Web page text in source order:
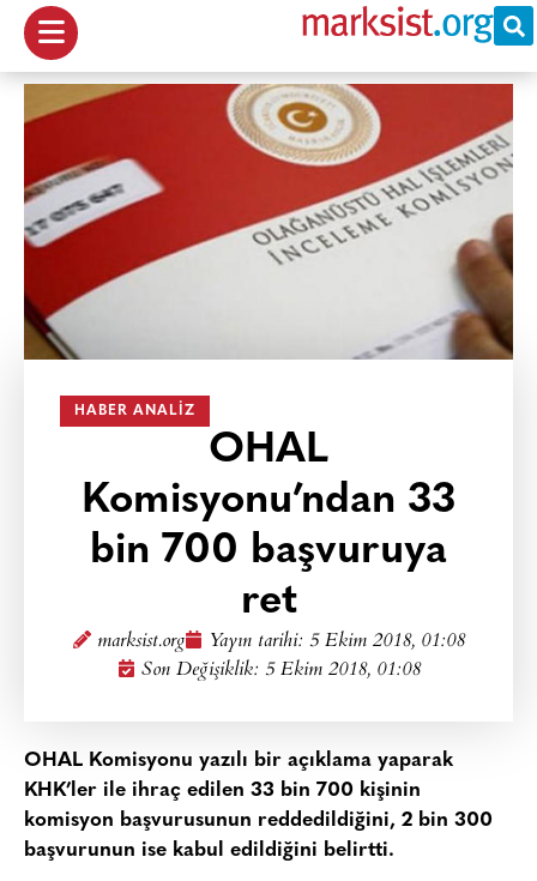
HABER ANALIZ
OHAL
Komisyonu’ndan 33
bin 700 başvuruya
ret
marksist.org Yayın tarihi: 5 Ekim 2018, 01:08
Son Değişiklik: 5 Ekim 2018, 01:08
OHAL Komisyonu yazılı bir açıklama yaparak
KHK’ler ile ihraç edilen 33 bin 700 kişinin
komisyon başvurusunun reddedildiğini, 2 bin 300
başvurunun ise kabul edildiğini belirtti.